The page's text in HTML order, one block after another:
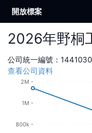
開放標案
2026年野桐
公司統一編號：
查看公司資料
800k
1M
2M